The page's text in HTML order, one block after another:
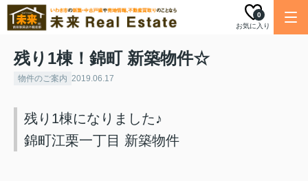
お気に入り
0
残り1棟！錦町 新築物件☆
物件のご案内 2019.06.17
残り1棟になりました♪
錦町江栗一丁目 新築物件